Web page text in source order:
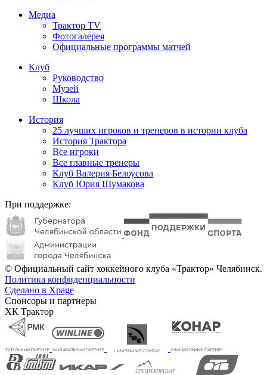
Медиа
Трактор TV
Фотогалерея
Официальные программы матчей
Клуб
Руководство
Музей
Школа
История
25 лучших игроков и тренеров в истории клуба
История Трактора
Все игроки
Все главные тренеры
Клуб Валерия Белоусова
Клуб Юрия Шумакова
При поддержке:
© Официальный сайт хоккейного клуба «Трактор» Челябинск.
Политика конфиденциальности
Сделано в Xpage
Спонсоры и партнеры
ХК Трактор